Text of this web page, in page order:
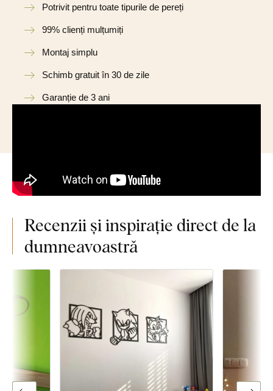
Potrivit pentru toate tipurile de pereți
99% clienți mulțumiți
Montaj simplu
Schimb gratuit în 30 de zile
Garanție de 3 ani
Recenzii și inspirație direct de la
dumneavoastră